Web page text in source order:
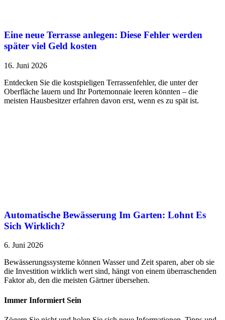
Eine neue Terrasse anlegen: Diese Fehler werden
später viel Geld kosten
16. Juni 2026
Entdecken Sie die kostspieligen Terrassenfehler, die unter der
Oberfläche lauern und Ihr Portemonnaie leeren könnten – die
meisten Hausbesitzer erfahren davon erst, wenn es zu spät ist.
Automatische Bewässerung Im Garten: Lohnt Es
Sich Wirklich?
6. Juni 2026
Bewässerungssysteme können Wasser und Zeit sparen, aber ob sie
die Investition wirklich wert sind, hängt von einem überraschenden
Faktor ab, den die meisten Gärtner übersehen.
Immer Informiert Sein